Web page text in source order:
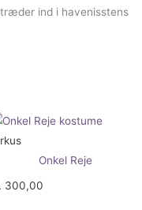
ind i havenisstens
Onkel Reje
300,00